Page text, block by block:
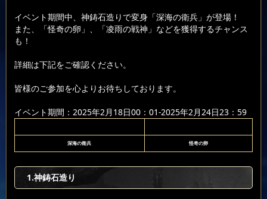
イベント期間中、神鋳石造りで変身「深海の衛兵」が登場！
また、「怪奇の卵」、「凌雨の戦神」などを獲得するチャンス
も！
詳細は下記をご確認ください。
皆様のご参加を心よりお待ちしております。
イベント期間：2025年2月18日00：01-2025年2月24日23：59
深海の衛兵 怪奇の卵
1.神鋳石造り